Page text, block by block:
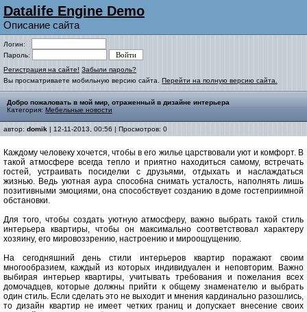
Datalife Engine Demo
Описание сайта
Логин:
Пароль:
Регистрация на сайте! Забыли пароль?
Вы просматриваете мобильную версию сайта. Перейти на полную версию сайта.
Добро пожаловать в мой мир, отраженный в дизайне интерьера
Категория: Мебельные новости
автор: domik | 12-11-2013, 00:56 | Просмотров: 0
Каждому человеку хочется, чтобы в его жилье царствовали уют и комфорт. В
такой атмосфере всегда тепло и приятно находиться самому, встречать
гостей, устраивать посиделки с друзьями, отдыхать и наслаждаться
жизнью. Ведь уютная аура способна снимать усталость, наполнять лишь
позитивными эмоциями, она способствует созданию в доме гостеприимной
обстановки.
Для того, чтобы создать уютную атмосферу, важно выбрать такой стиль
интерьера квартиры, чтобы он максимально соответствовал характеру
хозяину, его мировоззрению, настроению и мироощущению.
На сегодняшний день стили интерьеров квартир поражают своим
многообразием, каждый из которых индивидуален и неповторим. Важно
выбирая интерьер квартиры, учитывать требования и пожелания всех
домочадцев, которые должны прийти к общему знаменателю и выбрать
один стиль. Если сделать это не выходит и мнения кардинально разошлись,
то дизайн квартир не имеет четких границ и допускает внесение своих